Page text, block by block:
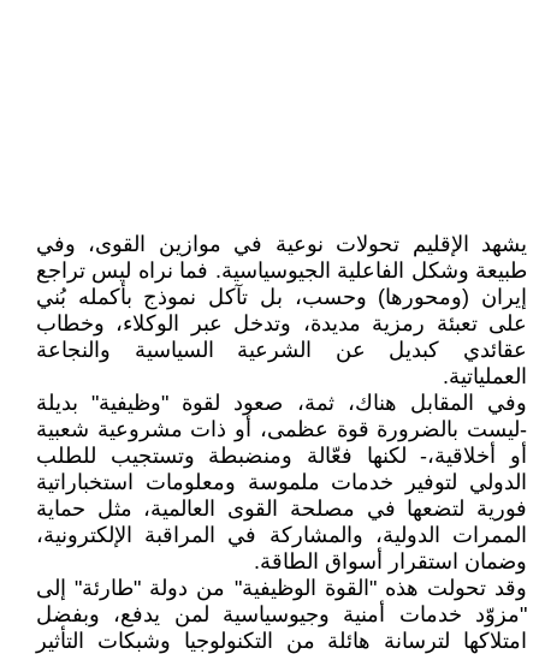
يشهد الإقليم تحولات نوعية في موازين القوى، وفي
طبيعة وشكل الفاعلية الجيوسياسية. فما نراه ليس تراجع
إيران (ومحورها) وحسب، بل تآكل نموذج بأكمله بُني
على تعبئة رمزية مديدة، وتدخل عبر الوكلاء، وخطاب
عقائدي كبديل عن الشرعية السياسية والنجاعة
العملياتية.
وفي المقابل هناك، ثمة، صعود لقوة "وظيفية" بديلة
-ليست بالضرورة قوة عظمى، أو ذات مشروعية شعبية
أو أخلاقية،- لكنها فعّالة ومنضبطة وتستجيب للطلب
الدولي لتوفير خدمات ملموسة ومعلومات استخباراتية
فورية لتضعها في مصلحة القوى العالمية، مثل حماية
الممرات الدولية، والمشاركة في المراقبة الإلكترونية،
وضمان استقرار أسواق الطاقة.
وقد تحولت هذه "القوة الوظيفية" من دولة "طارئة" إلى
"مزوّد خدمات أمنية وجيوسياسية لمن يدفع، وبفضل
امتلاكها لترسانة هائلة من التكنولوجيا وشبكات التأثير